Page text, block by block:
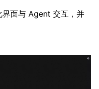
面与 Agent 交互，并